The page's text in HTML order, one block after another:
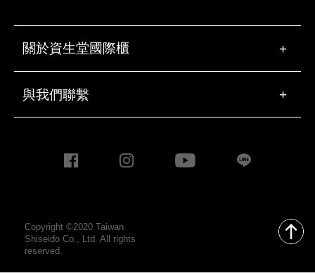
關於資生堂國際櫃 +
與我們聯繫 +
Copyright ©2020 Taiwan
Shiseido Co., Ltd. All rights
reserved.